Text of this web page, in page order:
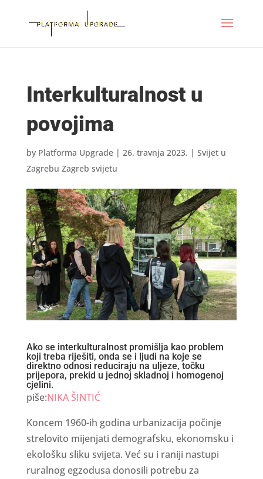
Interkulturalnost u
povojima
by Platforma Upgrade| 26. travnja 2023. | Svijet u
Zagrebu Zagreb svijetu
Ako se interkulturalnost promišlja kao problem
koji treba riješiti, onda se i ljudi na koje se
direktno odnosi reduciraju na uljeze, točku
prijepora, prekid u jednoj skladnoj i homogenoj
cjelini.
piše:NIKA ŠINTIĆ
Koncem 1960-ih godina urbanizacija počinje
strelovito mijenjati demografsku, ekonomsku i
ekološku sliku svijeta. Već su i raniji nastupi
ruralnog egzodusa donosili potrebu za